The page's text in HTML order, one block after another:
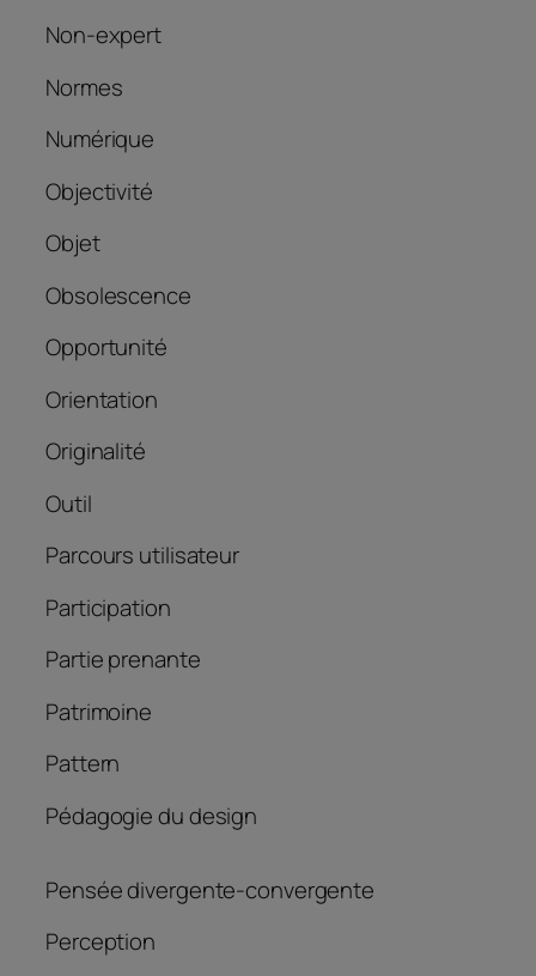
Non-expert
Normes
Numérique
Objectivité
Objet
Obsolescence
Opportunité
Orientation
Originalité
Outil
Parcours utilisateur
Participation
Partie prenante
Patrimoine
Pattern
Pédagogie du design
Pensée divergente-convergente
Perception